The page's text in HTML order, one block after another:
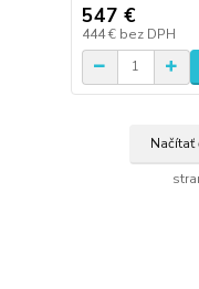
547 €
444 € bez DPH
Načítať